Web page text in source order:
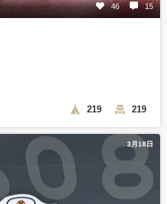
46 15
219 219
3月18日